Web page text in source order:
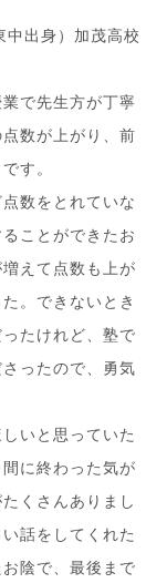
中出身）加茂高校
で先生方が丁寧
数が上がり、前
す。
数をとれていな
ことができたお
えて点数も上が
。できないとき
たけれど、塾で
ったので、勇気
いと思っていた
に終わった気が
くさんありまし
話をしてくれた
陰で、最後まで